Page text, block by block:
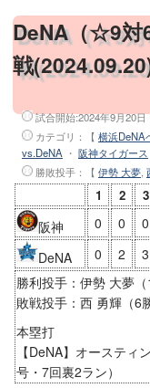
DeNA（☆9対
戦
試合開始:2024年9月20日
カテゴリ：【 横浜DeNA
vs.DeNA ・ 阪神タイガース
勝敗投手 ：【 伊勢 大夢
1 2 3
阪神 0 0 0
DeNA
0 2 3
勝利投手：伊勢 大夢（
敗戦投手：西 勇輝（6
本塁打
【DeNA】オーステ
号・7回裏2ラン）